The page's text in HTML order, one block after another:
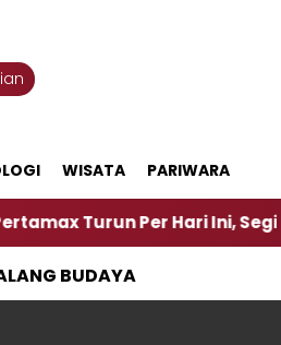
WISATA PARIWARA
Per Hari Ini, Segini Harganya
BUDAYA